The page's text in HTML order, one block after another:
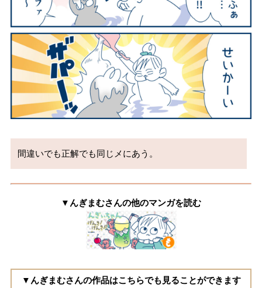
▼んぎまむさんの他のマンガを読む
▼んぎまむさんの作品はこちらでも見ることができます